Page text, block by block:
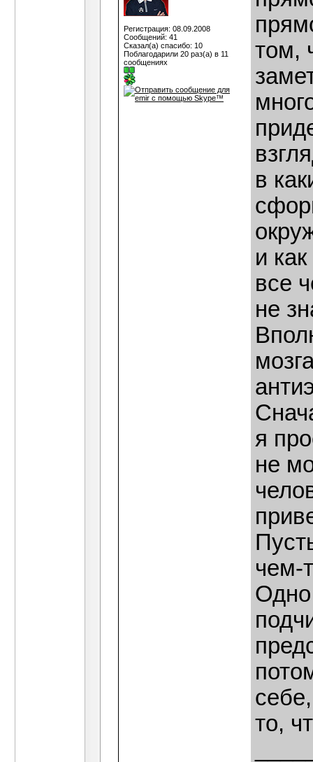
Регистрация: 08.09.2008
Сообщений: 41
Сказал(а) спасибо: 10
Поблагодарили 20 раз(а) в 11
сообщениях
том,
в
и
все
не
я
не
чем-
Одно
то,